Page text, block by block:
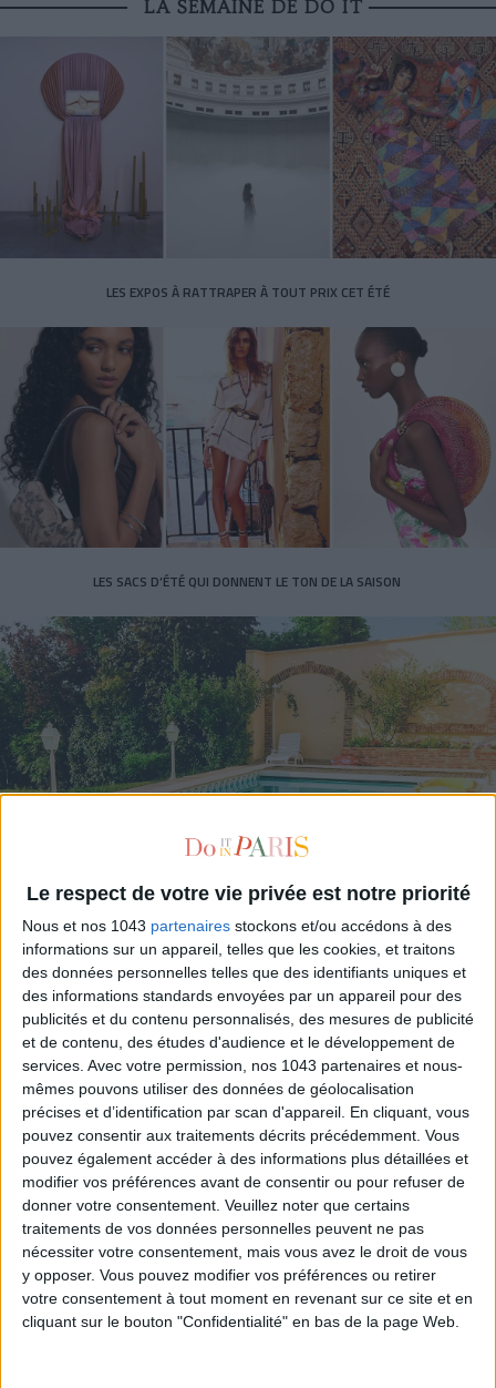
Le respect de votre vie privée est notre priorité
Nous et nos 1043 partenaires stockons et/ou accédons à des
informations sur un appareil, telles que les cookies, et traitons
des données personnelles telles que des identifiants uniques et
des informations standards envoyées par un appareil pour des
publicités et du contenu personnalisés, des mesures de publicité
et de contenu, des études d'audience et le développement de
services. Avec votre permission, nos 1043 partenaires et nous-
mêmes pouvons utiliser des données de géolocalisation
précises et d’identification par scan d'appareil. En cliquant, vous
pouvez consentir aux traitements décrits précédemment. Vous
pouvez également accéder à des informations plus détaillées et
modifier vos préférences avant de consentir ou pour refuser de
donner votre consentement. Veuillez noter que certains
traitements de vos données personnelles peuvent ne pas
nécessiter votre consentement, mais vous avez le droit de vous
y opposer. Vous pouvez modifier vos préférences ou retirer
votre consentement à tout moment en revenant sur ce site et en
cliquant sur le bouton "Confidentialité" en bas de la page Web.
LA SEMAINE DE DO IT
LES EXPOS À RATTRAPER À TOUT PRIX CET ÉTÉ
LES SACS D’ÉTÉ QUI DONNENT LE TON DE LA SAISON
LES SNEAKERS STARS DE L’ÉTÉ